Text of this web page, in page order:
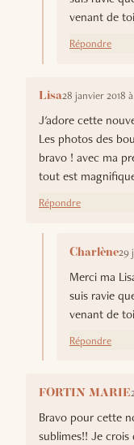
venant de
Répondre
Lisa28 janvier 2018
J'adore cette
Les photos des
bravo ! avec ma
tout est
Répondre
Charlène29
Merci ma
suis ravie
venant de
Répondre
FORTIN MARIE
Bravo pour cette
sublimes!! Je